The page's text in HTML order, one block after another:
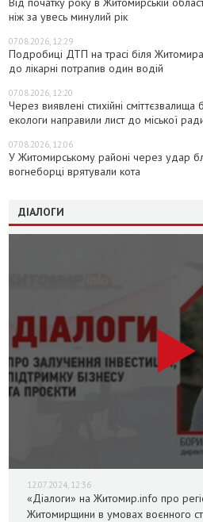
ніж за увесь минулий рік
07.08.2026, 12:29
Подробиці ДТП на трасі біля Житомира:
до лікарні потрапив один водій
07.08.2026, 12:20
Через виявлені стихійні сміттєзвалища
екологи направили лист до міської
07.08.2026, 12:06
У Житомирському районі через удар
вогнеборці врятували кота
ДІАЛОГИ
12.07.2024, 12:36
«Діалоги» на Житомир.info про
Житомирщини в умовах воєнного